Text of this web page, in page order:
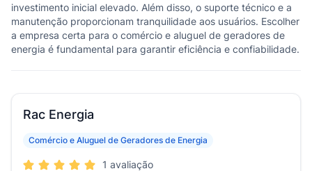
investimento inicial elevado. Além disso, o suporte técnico e a
manutenção proporcionam tranquilidade aos usuários. Escolher
a empresa certa para o comércio e aluguel de geradores de
energia é fundamental para garantir eficiência e confiabilidade.
Rac Energia
Comércio e Aluguel de Geradores de Energia
1 avaliação